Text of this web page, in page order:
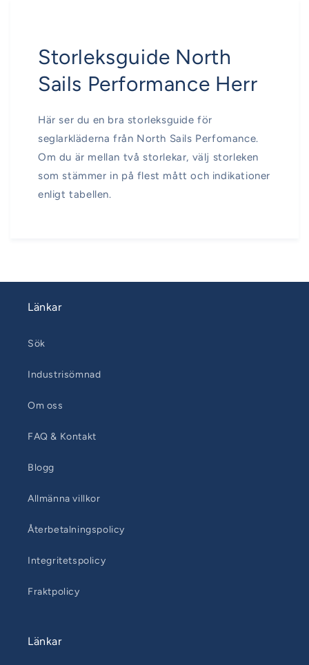
Storleksguide North
Sails Performance Herr
Här ser du en bra storleksguide för
seglarkläderna från North Sails Perfomance.
Om du är mellan två storlekar, välj storleken
som stämmer in på flest mått och indikationer
enligt tabellen.
Länkar
Sök
Industrisömnad
Om oss
FAQ & Kontakt
Blogg
Allmänna villkor
Återbetalningspolicy
Integritetspolicy
Fraktpolicy
Länkar